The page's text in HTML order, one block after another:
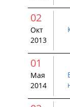
02
Окт
2013
01
Мая
2014